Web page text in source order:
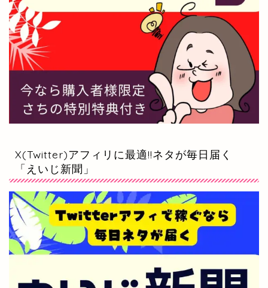
X(Twitter)アフィリに最適!!ネタが毎日届く
「えいじ新聞」